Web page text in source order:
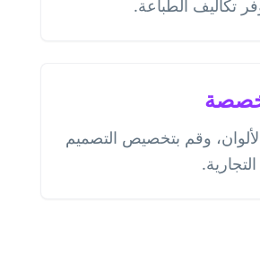
وقم بتخصيص التصميم